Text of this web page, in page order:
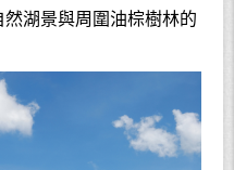
湖景與周圍油棕樹林的